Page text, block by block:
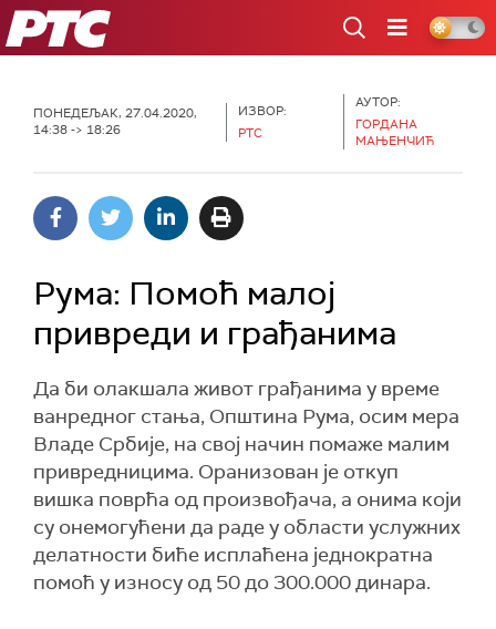
РТС
ПОНЕДЕЉАК, 27.04.2020,
14:38 -> 18:26
ИЗВОР:
РТС
АУТОР:
ГОРДАНА
МАЊЕНЧИЋ
Рума: Помоћ малој
привреди и грађанима
Да би олакшала живот грађанима у време
ванредног стања, Oпштина Рума, осим мера
Владе Србије, на свој начин помаже малим
привредницима. Оранизован је откуп
вишка поврћа од произвођача, а онима који
су онемогућени да раде у области услужних
делатности биће исплаћена једнократна
помоћ у износу од 50 до 300.000 динара.